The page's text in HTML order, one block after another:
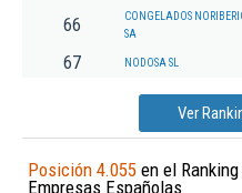
66
CONGELADOS
SA
67 NODOSA SL
Ver
Posición 4.055 en el
Empresas Españolas